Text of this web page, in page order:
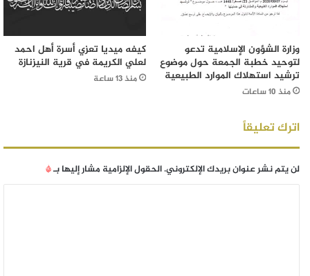
وزارة الشؤون الإسلامية تدعو
لتوحيد خطبة الجمعة حول موضوع
ترشيد استهلاك الموارد الطبيعية
منذ 10 ساعات
كيفه ميديا تعزي أسرة أهل احمد
لعلي الكريمة في قرية النيزنازة
منذ 13 ساعة
اترك تعليقاً
لن يتم نشر عنوان بريدك الإلكتروني.الحقول الإلزامية مشار إليها بـ*